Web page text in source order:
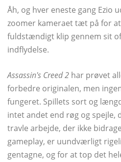
Åh, og hver eneste gang Ezio
zoomer kameraet tæt på for
fuldstændigt klip gennem sit
indflydelse.
Assassin's Creed 2 har prøvet
forbedre originalen, men
fungeret. Spillets sort og
intet andet end røg og spejle,
travle arbejde, der ikke
gameplay, er uundværligt
gentagne, og for at top det